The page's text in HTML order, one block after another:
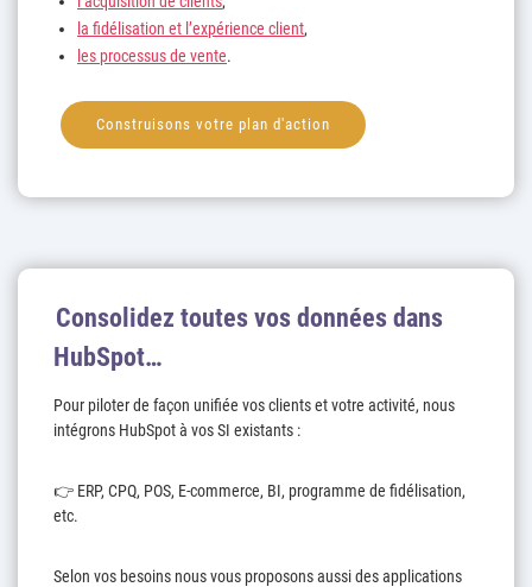
la fidélisation et l’expérience client,
les processus de vente.
Construisons votre plan d'action
Consolidez toutes vos données dans
HubSpot…
Pour piloter de façon unifiée vos clients et votre activité, nous
intégrons HubSpot à vos SI existants :
👉 ERP, CPQ, POS, E-commerce, BI, programme de fidélisation,
etc.
Selon vos besoins nous vous proposons aussi des applications